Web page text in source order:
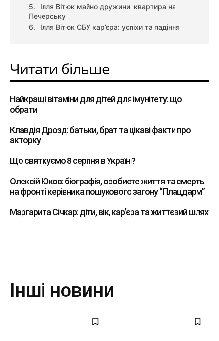
Ілля Вітюк майно дружини: квартира на
Печерську
Ілля Вітюк СБУ кар’єра: успіхи та падіння
Читати більше
Найкращі вітаміни для дітей для імунітету: що
обрати
Клавдія Дрозд: батьки, брат та цікаві факти про
акторку
Що святкуємо 8 серпня в Україні?
Олексій Юков: біографія, особисте життя та смерть
на фронті керівника пошукового загону “Плацдарм”
Маргарита Січкар: діти, вік, кар’єра та життєвий шлях
Інші новини